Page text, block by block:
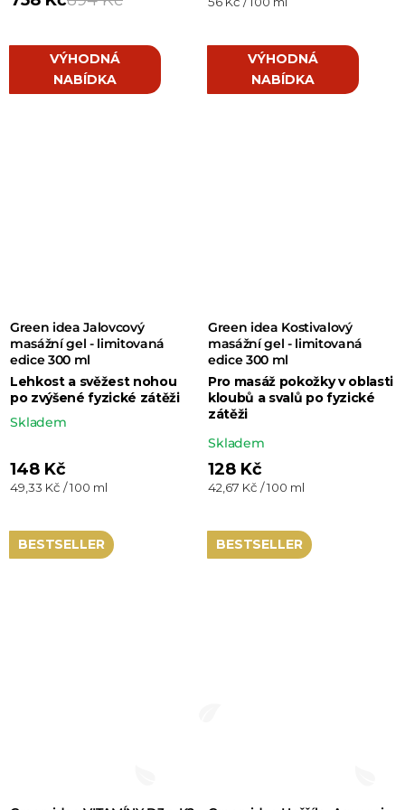
VÝHODNÁ
NABÍDKA
Green idea Jalovcový
masážní gel - limitovaná
edice 300 ml
Lehkost a svěžest nohou
po zvýšené fyzické zátěži
Skladem
148 Kč
Měrná
49,33 Kč / 100 ml
VÝHODNÁ
NABÍDKA
Green idea Kostivalový
masážní gel - limitovaná
edice 300 ml
Pro masáž pokožky v oblasti
kloubů a svalů po fyzické
zátěži
Průměrné
hodnocení
produktu
5,0
z 5
Skladem
128 Kč
Měrná
42,67 Kč / 100 ml
BESTSELLER BESTSELLER